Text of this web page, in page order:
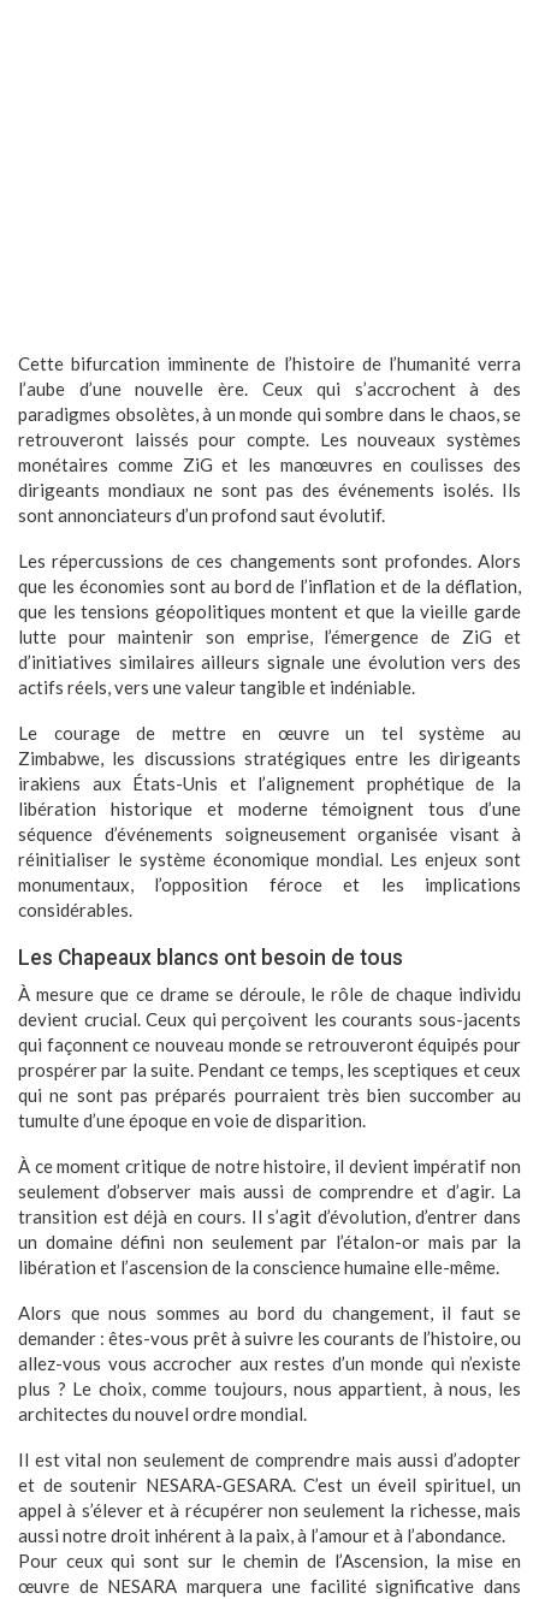
Cette bifurcation imminente de l’histoire de l’humanité verra
l’aube d’une nouvelle ère. Ceux qui s’accrochent à des
paradigmes obsolètes, à un monde qui sombre dans le chaos, se
retrouveront laissés pour compte. Les nouveaux systèmes
monétaires comme ZiG et les manœuvres en coulisses des
dirigeants mondiaux ne sont pas des événements isolés. Ils
sont annonciateurs d’un profond saut évolutif.
Les répercussions de ces changements sont profondes. Alors
que les économies sont au bord de l’inflation et de la déflation,
que les tensions géopolitiques montent et que la vieille garde
lutte pour maintenir son emprise, l’émergence de ZiG et
d’initiatives similaires ailleurs signale une évolution vers des
actifs réels, vers une valeur tangible et indéniable.
Le courage de mettre en œuvre un tel système au
Zimbabwe, les discussions stratégiques entre les dirigeants
irakiens aux États-Unis et l’alignement prophétique de la
libération historique et moderne témoignent tous d’une
séquence d’événements soigneusement organisée visant à
réinitialiser le système économique mondial. Les enjeux sont
monumentaux, l’opposition féroce et les implications
considérables.
Les Chapeaux blancs ont besoin de tous
À mesure que ce drame se déroule, le rôle de chaque individu
devient crucial. Ceux qui perçoivent les courants sous-jacents
qui façonnent ce nouveau monde se retrouveront équipés pour
prospérer par la suite. Pendant ce temps, les sceptiques et ceux
qui ne sont pas préparés pourraient très bien succomber au
tumulte d’une époque en voie de disparition.
À ce moment critique de notre histoire, il devient impératif non
seulement d’observer mais aussi de comprendre et d’agir. La
transition est déjà en cours. Il s’agit d’évolution, d’entrer dans
un domaine défini non seulement par l’étalon-or mais par la
libération et l’ascension de la conscience humaine elle-même.
Alors que nous sommes au bord du changement, il faut se
demander : êtes-vous prêt à suivre les courants de l’histoire, ou
allez-vous vous accrocher aux restes d’un monde qui n’existe
plus ? Le choix, comme toujours, nous appartient, à nous, les
architectes du nouvel ordre mondial.
Il est vital non seulement de comprendre mais aussi d’adopter
et de soutenir NESARA-GESARA. C’est un éveil spirituel, un
appel à s’élever et à récupérer non seulement la richesse, mais
aussi notre droit inhérent à la paix, à l’amour et à l’abondance.
Pour ceux qui sont sur le chemin de l’Ascension, la mise en
œuvre de NESARA marquera une facilité significative dans